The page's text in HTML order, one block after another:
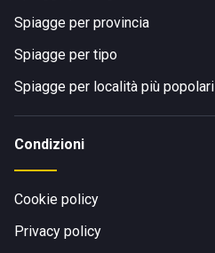
Spiagge per provincia
Spiagge per tipo
Spiagge per località più popolari
Condizioni
Cookie policy
Privacy policy